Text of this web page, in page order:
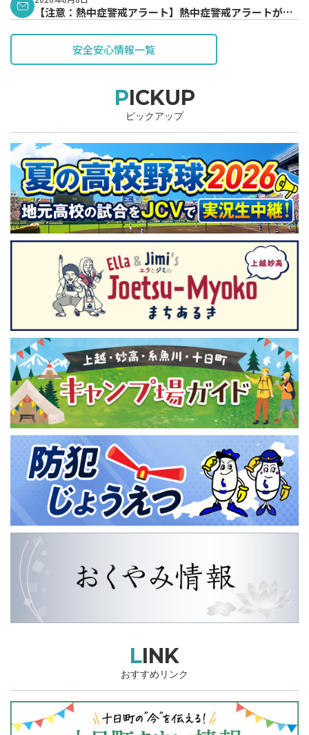
【注意：熱中症警戒アラート】熱中症警戒アラートが発
安全安心情報一覧
PICKUP
ピックアップ
LINK
おすすめリンク